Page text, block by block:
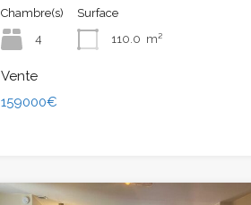
Chambre(s)
4
Surface
110.0 m²
Vente
159000€